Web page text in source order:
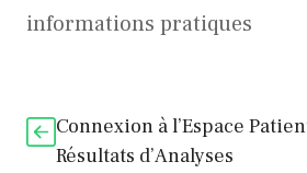
informations pratiques
Connexion à l’Espace
Résultats d’Analyses